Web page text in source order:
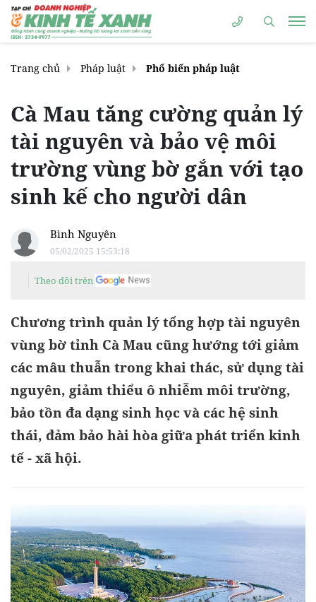
Trang chủ Pháp luật Phổ biến pháp luật
Cà Mau tăng cường quản lý
tài nguyên và bảo vệ môi
trường vùng bờ gắn với tạo
sinh kế cho người dân
Bình Nguyên
05/02/2025 15:53:18
Theo dõi trên
Chương trình quản lý tổng hợp tài nguyên
vùng bờ tỉnh Cà Mau cũng hướng tới giảm
các mâu thuẫn trong khai thác, sử dụng tài
nguyên, giảm thiểu ô nhiễm môi trường,
bảo tồn đa dạng sinh học và các hệ sinh
thái, đảm bảo hài hòa giữa phát triển kinh
tế - xã hội.